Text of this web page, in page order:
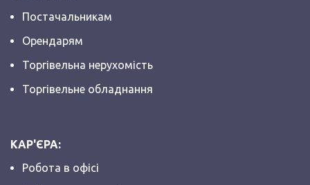
Постачальникам
Орендарям
Торгівельна нерухомість
Торгівельне обладнання
КАР'ЄРА:
Робота в офісі